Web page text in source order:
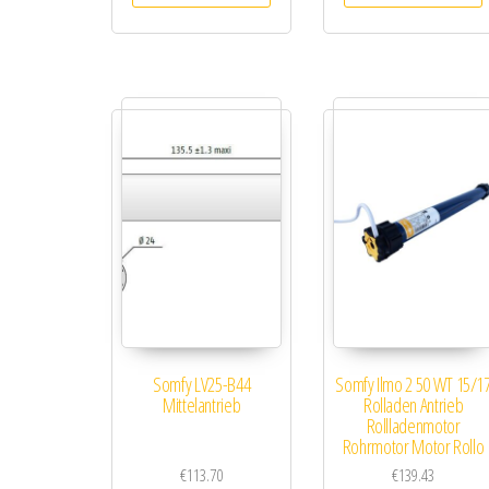
Somfy LV25-B44
Mittelantrieb
€113.70
Somfy Ilmo 2 50 WT 15/
Rolladen Antrieb
Rollladenmotor
Rohrmotor Motor Rollo
€139.43